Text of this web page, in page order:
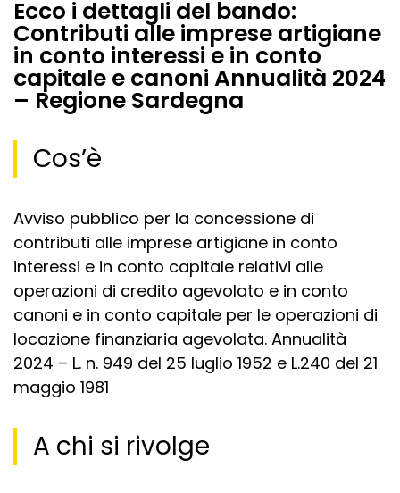
Ecco i dettagli del bando:
Contributi alle imprese artigiane
in conto interessi e in conto
capitale e canoni Annualità 2024
– Regione Sardegna
Cos’è
Avviso pubblico per la concessione di
contributi alle imprese artigiane in conto
interessi e in conto capitale relativi alle
operazioni di credito agevolato e in conto
canoni e in conto capitale per le operazioni di
locazione finanziaria agevolata. Annualità
2024 – L. n. 949 del 25 luglio 1952 e L.240 del 21
maggio 1981
A chi si rivolge